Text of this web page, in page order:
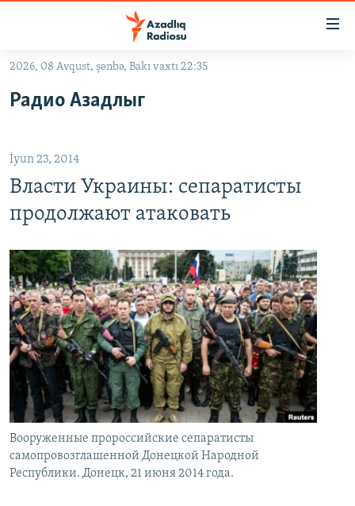
Əsas
qayıt
qayıt
Axtarışa
#İZAHLA
#ƏSLINDƏ
QANUNI DOĞRU
ARAŞDIRMA
MULTIMEDIA
VIDEO
FOTOQALEREYA
İNFOQRAFIKA
KARIKATURA
RADIO ARXIV
OXU ZALI
AZƏRBAYCAN ƏDƏBIYYATI KITABXANASI
İSLAM VƏ DEMOKRATIYA
HAQQIMIZDA
MISSIYAMIZ
PEŞƏ ETIKASI VƏ JURNALISTIKA STANDARTLARIMIZ
AZADLIQRADIOSU MOBIL TELEFONUNUZDA
BIZI IZLƏ
RFE/RL-in bütün saytları
2026, 08 Avqust, şənbə, Bakı vaxtı 22:35
Радио Азадлыг
İyun 23, 2014
Власти Украины: сепаратисты
продолжают атаковать
Вооруженные пророссийские сепаратисты
самопровозглашенной Донецкой Народной
Республики. Донецк, 21 июня 2014 года.